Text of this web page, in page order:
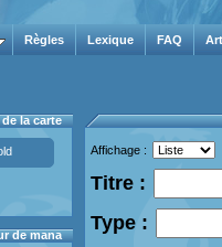
Règles Lexique FAQ
la carte
de mana
Affichage :
Titre :
Type :